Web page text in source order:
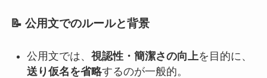
📝 公用文でのルールと背景
公用文では、 視認性・簡潔さの向上を目的に、
送り仮名を省略するのが一般的。